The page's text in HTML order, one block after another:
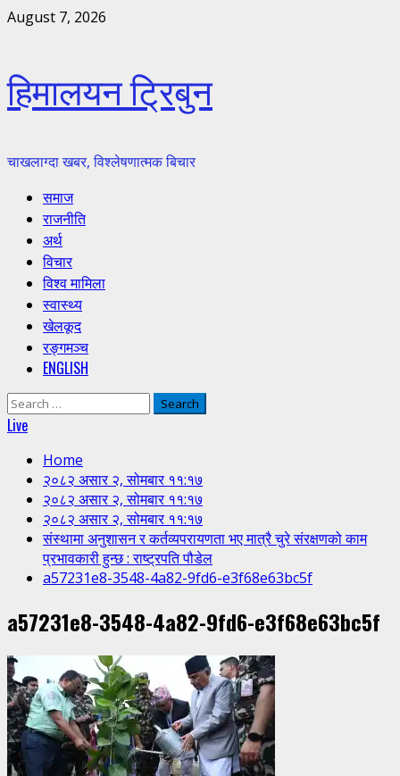
Skip
August 7, 2026
हिमालयन ट्रिबुन
चाखलाग्दा खबर, विश्लेषणात्मक बिचार
Primary
Menu
समाज
राजनीति
अर्थ
विचार
विश्व मामिला
स्वास्थ्य
खेलकूद
रङ्गमञ्च
ENGLISH
Search
for:
Live
Home
२०८२ असार २, सोमबार ११:१७
२०८२ असार २, सोमबार ११:१७
२०८२ असार २, सोमबार ११:१७
संस्थामा अनुशासन र कर्तव्यपरायणता भए मात्रै चुरे संरक्षणको काम
प्रभावकारी हुन्छ : राष्ट्रपति पौडेल
a57231e8-3548-4a82-9fd6-e3f68e63bc5f
a57231e8-3548-4a82-9fd6-e3f68e63bc5f